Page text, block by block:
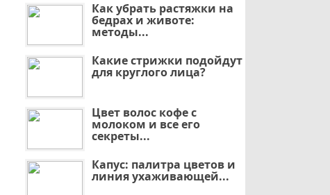
Как убрать растяжки на
бедрах и животе:
методы...
Какие стрижки подойдут
для круглого лица?
Цвет волос кофе с
молоком и все его
секреты...
Капус: палитра цветов и
линия ухаживающей...